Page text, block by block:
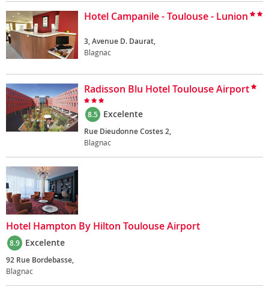
Hotel Campanile - Toulouse - Lunion
3, Avenue D. Daurat,
Blagnac
Radisson Blu Hotel Toulouse Airport
8.5 Excelente
Rue Dieudonne Costes 2,
Blagnac
Hotel Hampton By Hilton Toulouse Airport
8.9 Excelente
92 Rue Bordebasse,
Blagnac